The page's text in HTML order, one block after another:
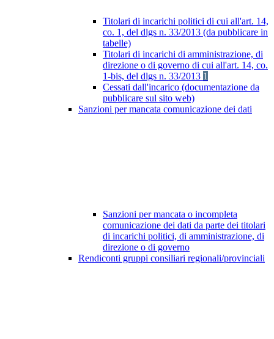
Titolari di incarichi politici di cui all'art. 14,
co. 1, del dlgs n. 33/2013 (da pubblicare in
tabelle)
Titolari di incarichi di amministrazione, di
direzione o di governo di cui all'art. 14, co.
1-bis, del dlgs n. 33/2013 1
Cessati dall'incarico (documentazione da
pubblicare sul sito web)
Sanzioni per mancata comunicazione dei dati
Sanzioni per mancata o incompleta
comunicazione dei dati da parte dei titolari
di incarichi politici, di amministrazione, di
direzione o di governo
Rendiconti gruppi consiliari regionali/provinciali